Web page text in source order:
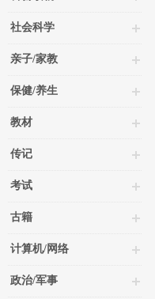
社会科学
亲子/家教
保健/养生
教材
传记
考试
古籍
计算机/网络
政治/军事